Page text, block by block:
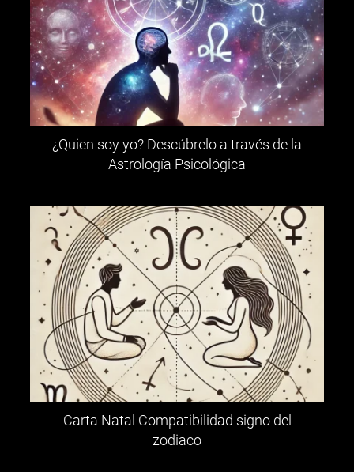
¿Quien soy yo? Descúbrelo a través de la
Astrología Psicológica
Carta Natal Compatibilidad signo del
zodiaco